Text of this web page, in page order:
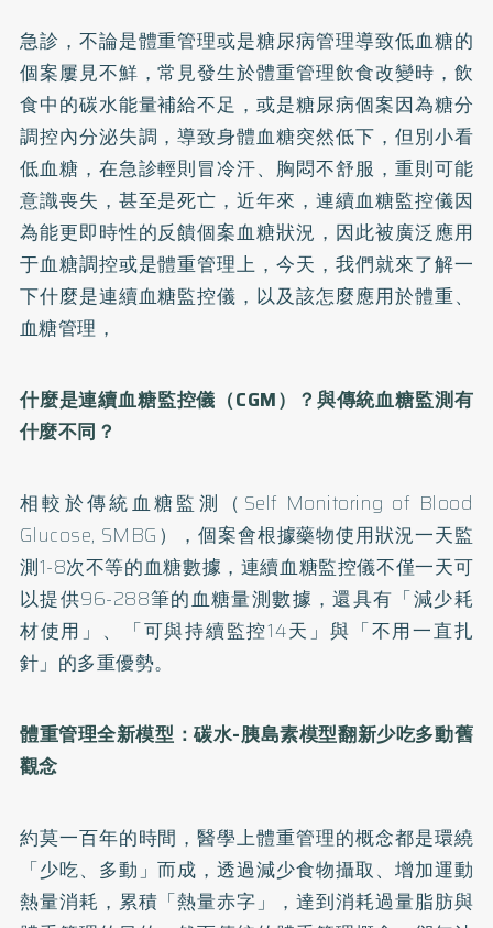
急診，不論是體重管理或是糖尿病管理導致低血糖的
個案屢見不鮮，常見發生於體重管理飲食改變時，飲
食中的碳水能量補給不足，或是糖尿病個案因為糖分
調控內分泌失調，導致身體血糖突然低下，但別小看
低血糖，在急診輕則冒冷汗、胸悶不舒服，重則可能
意識喪失，甚至是死亡，近年來，連續血糖監控儀因
為能更即時性的反饋個案血糖狀況，因此被廣泛應用
于血糖調控或是體重管理上，今天，我們就來了解一
下什麼是連續血糖監控儀，以及該怎麼應用於體重、
血糖管理，
什麼是連續血糖監控儀（CGM）？與傳統血糖監測有
什麼不同？
相較於傳統血糖監測（Self Monitoring of Blood
Glucose, SMBG），個案會根據藥物使用狀況一天監
測1-8次不等的血糖數據，連續血糖監控儀不僅一天可
以提供96-288筆的血糖量測數據，還具有「減少耗
材使用」、「可與持續監控14天」與「不用一直扎
針」的多重優勢。
體重管理全新模型：碳水-胰島素模型翻新少吃多動舊
觀念
約莫一百年的時間，醫學上體重管理的概念都是環繞
「少吃、多動」而成，透過減少食物攝取、增加運動
熱量消耗，累積「熱量赤字」，達到消耗過量脂肪與